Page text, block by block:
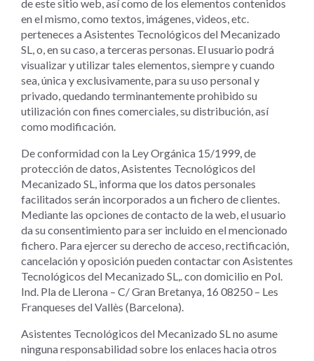
de este sitio web, así como de los elementos contenidos
en el mismo, como textos, imágenes, videos, etc.
perteneces a Asistentes Tecnológicos del Mecanizado
SL, o, en su caso, a terceras personas. El usuario podrá
visualizar y utilizar tales elementos, siempre y cuando
sea, única y exclusivamente, para su uso personal y
privado, quedando terminantemente prohibido su
utilización con fines comerciales, su distribución, así
como modificación.
De conformidad con la Ley Orgánica 15/1999, de
protección de datos, Asistentes Tecnológicos del
Mecanizado SL, informa que los datos personales
facilitados serán incorporados a un fichero de clientes.
Mediante las opciones de contacto de la web, el usuario
da su consentimiento para ser incluido en el mencionado
fichero. Para ejercer su derecho de acceso, rectificación,
cancelación y oposición pueden contactar con Asistentes
Tecnológicos del Mecanizado SL,. con domicilio en Pol.
Ind. Pla de Llerona – C/ Gran Bretanya, 16 08250 – Les
Franqueses del Vallès (Barcelona).
Asistentes Tecnológicos del Mecanizado SL no asume
ninguna responsabilidad sobre los enlaces hacia otros